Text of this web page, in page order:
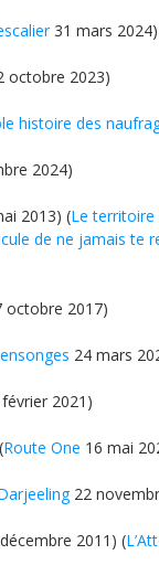
31 mars 2024)
octobre 2023)
histoire des
2024)
2013) (Le territoire
de ne jamais te
octobre 2017)
24 mars
2021)
Route One 16 mai
22
2011) (